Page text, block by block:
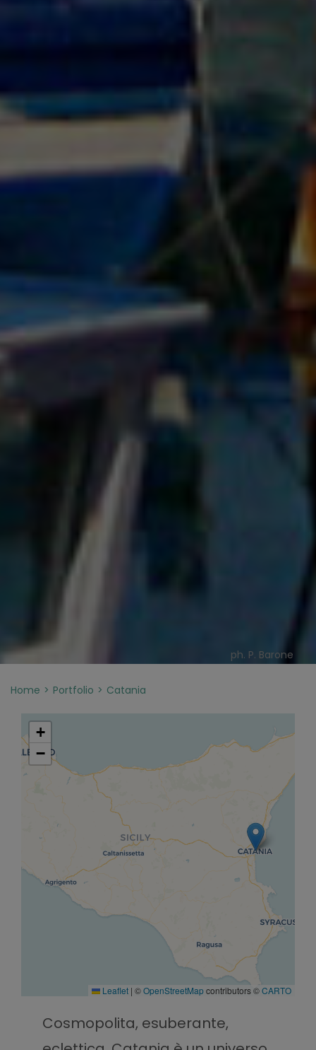
ph. P. Barone
Home Portfolio Catania
+
−
Leaflet | ©OpenStreetMapcontributors ©CARTO
Cosmopolita, esuberante,